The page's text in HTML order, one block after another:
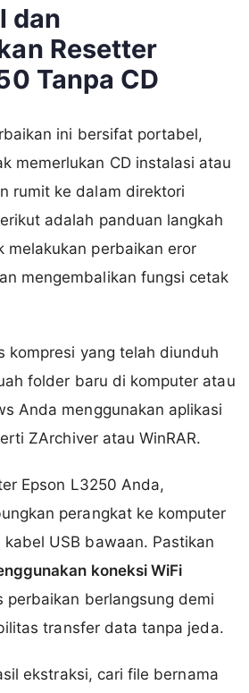
dan
Resetter
Tanpa CD
ini bersifat portabel,
memerlukan CD instalasi atau
rumit ke dalam direktori
adalah panduan langkah
melakukan perbaikan eror
mengembalikan fungsi cetak
kompresi yang telah diunduh
folder baru di komputer atau
Anda menggunakan aplikasi
ZArchiver atau WinRAR.
Epson L3250 Anda,
perangkat ke komputer
kabel USB bawaan. Pastikan
koneksi WiFi
perbaikan berlangsung demi
transfer data tanpa jeda.
ekstraksi, cari file bernama